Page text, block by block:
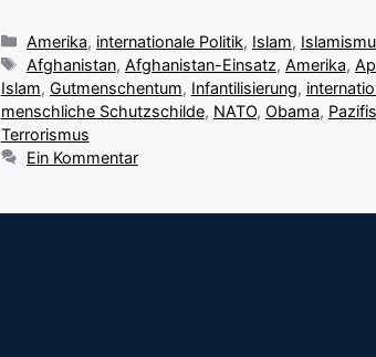
Kategorien
Amerika, internationale Politik, Islam,
Schlagwörter
Afghanistan, Afghanistan-Einsatz, Amerika,
Islam, Gutmenschentum, Infantilisierung,
menschliche Schutzschilde, NATO, Obama,
Terrorismus
Ein Kommentar